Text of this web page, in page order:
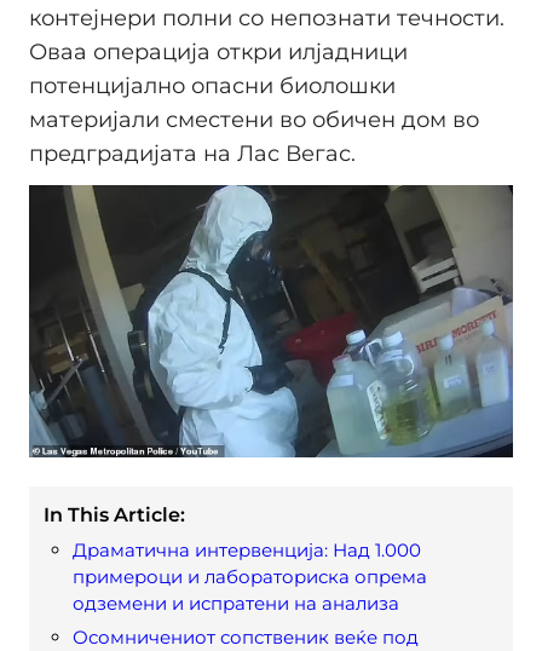
контејнери полни со непознати течности.
Оваа операција откри илјадници
потенцијално опасни биолошки
материјали сместени во обичен дом во
предградијата на Лас Вегас.
In This Article:
Драматична интервенција: Над 1.000
примероци и лабораториска опрема
одземени и испратени на анализа
Осомничениот сопственик веќе под